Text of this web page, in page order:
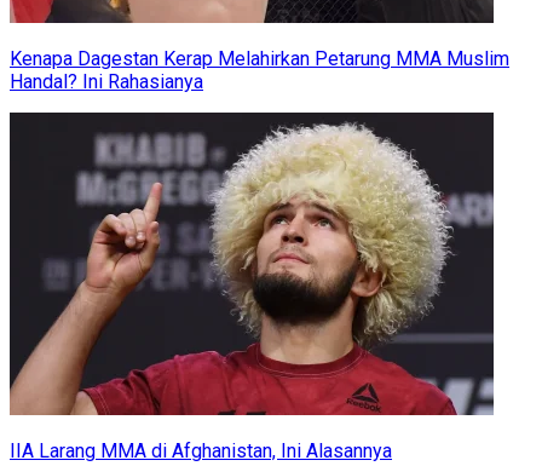
Kenapa Dagestan Kerap Melahirkan Petarung MMA Muslim
Handal? Ini Rahasianya
IIA Larang MMA di Afghanistan, Ini Alasannya